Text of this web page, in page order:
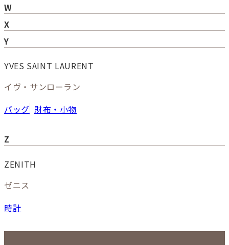
W
X
Y
YVES SAINT LAURENT
イヴ・サンローラン
バッグ 財布・小物
Z
ZENITH
ゼニス
時計